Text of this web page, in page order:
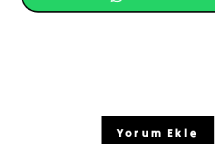
Yorum Ekle